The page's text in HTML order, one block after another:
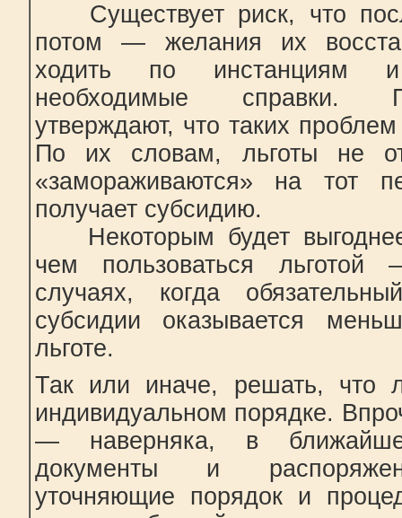
Существует риск, что
потом — желания их
ходить по инстанциям
необходимые справки.
утверждают, что таких
По их словам, льготы не
«замораживаются» на тот
получает субсидию.
Некоторым будет
чем пользоваться
случаях, когда
субсидии оказывается
льготе.
Так или иначе, решать, что
индивидуальном порядке.
— наверняка, в
документы и
уточняющие порядок и